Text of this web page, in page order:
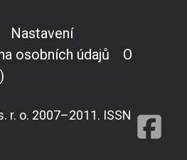
Nastavení
osobních údajů
O
r. o. 2007–2011. ISSN